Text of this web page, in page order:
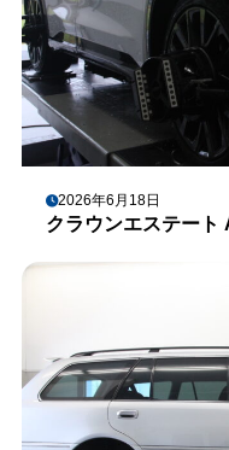
2026年6月18日
クラウンエステート